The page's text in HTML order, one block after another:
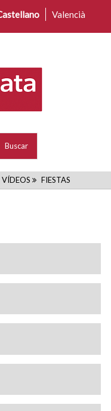
Valencià
VÍDEOS FIESTAS